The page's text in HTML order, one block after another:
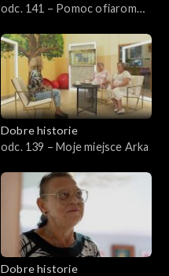
odc. 141 – Pomoc ofiarom
Dobre historie
odc. 139 – Moje miejsce Arka
Dobre historie